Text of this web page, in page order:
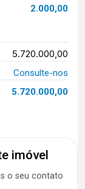
2.000,00
5.720.000,00
Consulte-nos
5.720.000,00
imóvel
o seu contato